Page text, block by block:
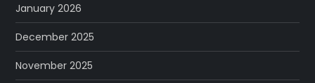
January 2026
December 2025
November 2025